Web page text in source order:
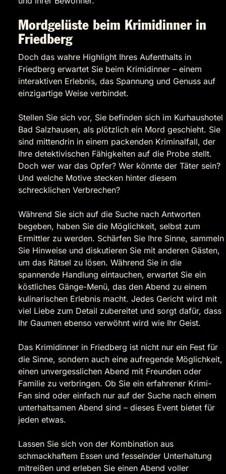
Mordgelüste beim Krimidinner in
Friedberg
Doch das wahre Highlight Ihres Aufenthalts in
Friedberg erwartet Sie beim Krimidinner – einem
interaktiven Erlebnis, das Spannung und Genuss auf
einzigartige Weise verbindet.
Stellen Sie sich vor, Sie befinden sich im Kurhaushotel
Bad Salzhausen, als plötzlich ein Mord geschieht. Sie
sind mittendrin in einem packenden Kriminalfall, der
Ihre detektivischen Fähigkeiten auf die Probe stellt.
Doch wer war das Opfer? Wer könnte der Täter sein?
Und welche Motive stecken hinter diesem
schrecklichen Verbrechen?
Während Sie sich auf die Suche nach Antworten
begeben, haben Sie die Möglichkeit, selbst zum
Ermittler zu werden. Schärfen Sie Ihre Sinne, sammeln
Sie Hinweise und diskutieren Sie mit anderen Gästen,
um das Rätsel zu lösen. Während Sie in die
spannende Handlung eintauchen, erwartet Sie ein
köstliches Gänge-Menü, das den Abend zu einem
kulinarischen Erlebnis macht. Jedes Gericht wird mit
viel Liebe zum Detail zubereitet und sorgt dafür, dass
Ihr Gaumen ebenso verwöhnt wird wie Ihr Geist.
Das Krimidinner in Friedberg ist nicht nur ein Fest für
die Sinne, sondern auch eine aufregende Möglichkeit,
einen unvergesslichen Abend mit Freunden oder
Familie zu verbringen. Ob Sie ein erfahrener Krimi-
Fan sind oder einfach nur auf der Suche nach einem
unterhaltsamen Abend sind – dieses Event bietet für
jeden etwas.
Lassen Sie sich von der Kombination aus
schmackhaftem Essen und fesselnder Unterhaltung
mitreißen und erleben Sie einen Abend voller